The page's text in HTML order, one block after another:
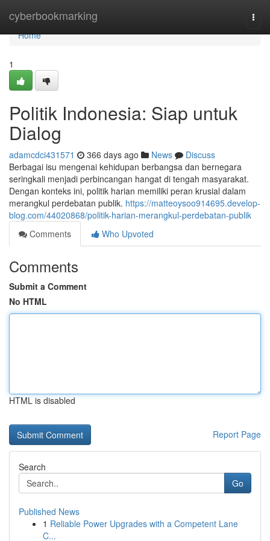
cyberbookmarking
Home
Home
1
Politik Indonesia: Siap untuk
Dialog
adamcdci431571 366 days ago News
Discuss
Berbagai isu mengenai kehidupan berbangsa dan bernegara
seringkali menjadi perbincangan hangat di tengah masyarakat.
Dengan konteks ini, politik harian memiliki peran krusial dalam
merangkul perdebatan publik. https://matteoysoo914695.develop-
blog.com/44020868/politik-harian-merangkul-perdebatan-publik
Comments
Who Upvoted
Comments
Submit a Comment
No HTML
HTML is disabled
Report Page
Search
Go
Published News
1 Reliable Power Upgrades with a Competent Lane
C...